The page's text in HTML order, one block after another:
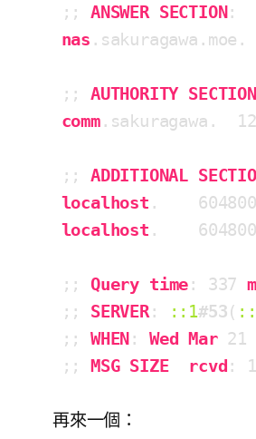
;; ANSWER SECTION
nas .sakuragawa .moe .
;; AUTHORITY SECTION
comm.sakuragawa .
;; ADDITIONAL
localhost .
localhost .
;; Query time : 337
;; SERVER: ::1#53(
;; WHEN : Wed Mar 21
;; MSG SIZE rcvd :
再來一個：